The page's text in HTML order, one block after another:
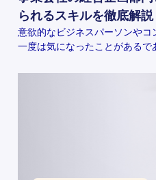
られるスキルを徹底解説
意欲的なビジネスパーソンや
一度は気になったことがある